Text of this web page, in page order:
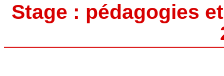
Stage : pédagogies